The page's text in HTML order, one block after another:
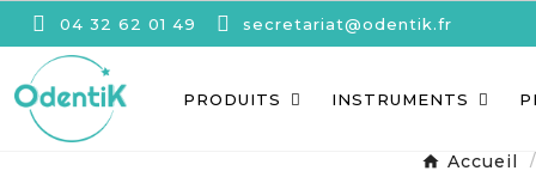
04 32 62 01 49 secretariat@odentik.fr
PRODUITS INSTRUMENTS
Accueil